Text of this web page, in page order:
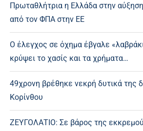
Πρωταθλήτρια η Ελλάδα στην
από τον ΦΠΑ στην ΕΕ
Ο έλεγχος σε όχημα έβγαλε
κρύψει το χασίς και τα χρήματα…
49χρονη βρέθηκε νεκρή δυτικά της
Κορίνθου
ΖΕΥΓΟΛΑΤΙΟ: Σε βάρος της